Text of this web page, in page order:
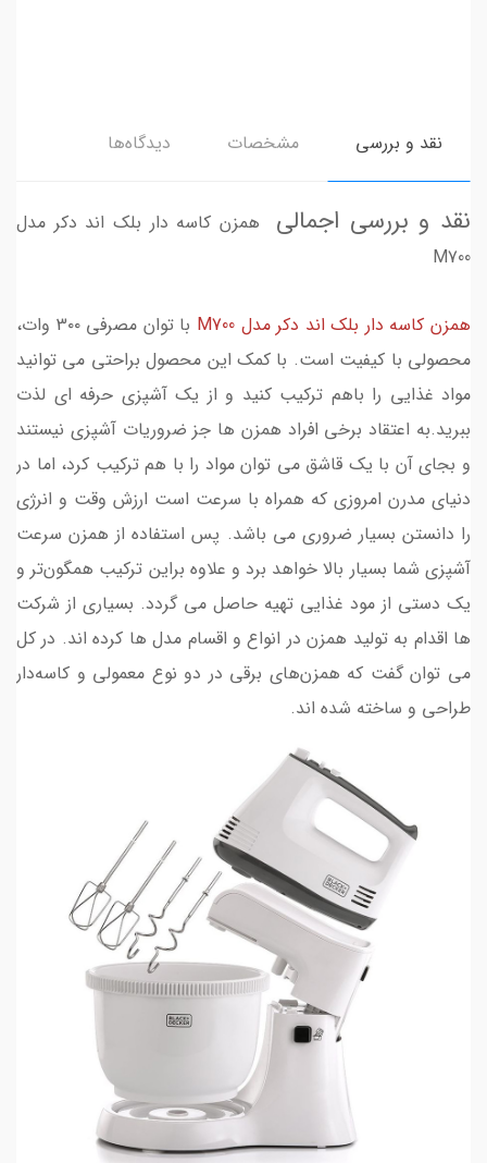
نقد و بررسی مشخصات دیدگاه‌ها
نقد و بررسی اجمالی همزن کاسه دار بلک اند دکر مدل
M700
همزن کاسه دار بلک اند دکر مدل M700
با توان مصرفی 3۰۰ وات،
محصولی با کیفیت است. با کمک این محصول براحتی می توانید
مواد غذایی را باهم ترکیب کنید و از یک آشپزی حرفه ای لذت
ببرید.به اعتقاد برخی افراد همزن ها جز ضروریات آشپزی نیستند
و بجای آن با یک قاشق می توان مواد را با هم ترکیب کرد، اما در
دنیای مدرن امروزی که همراه با سرعت است ارزش وقت و انرژی
را دانستن بسیار ضروری می باشد. پس استفاده از همزن سرعت
آشپزی شما بسیار بالا خواهد برد و علاوه براین ترکیب همگون‌تر و
یک دستی از مود غذایی تهیه حاصل می گردد. بسیاری از شرکت
ها اقدام به تولید همزن در انواع و اقسام مدل ها کرده اند. در کل
می توان گفت که همزن‌های برقی در دو نوع معمولی و کاسه‌دار
طراحی و ساخته شده اند.